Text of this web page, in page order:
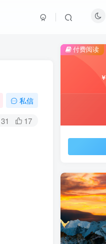
私信
17
付费阅读
￥